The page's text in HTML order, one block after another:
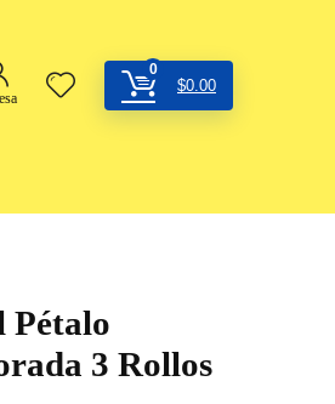
0
$0.00
Pétalo
3 Rollos